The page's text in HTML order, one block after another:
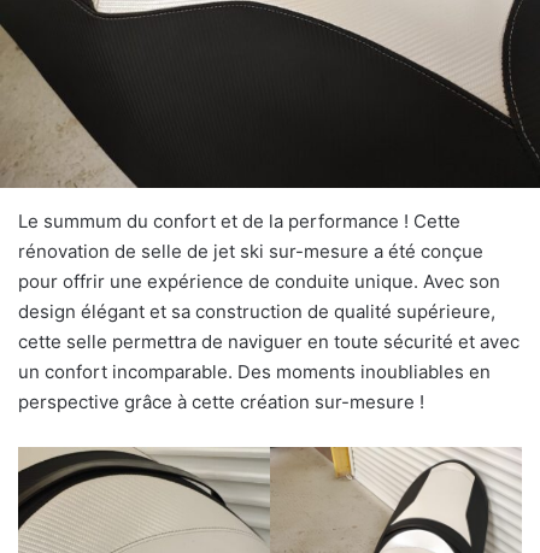
Le summum du confort et de la performance ! Cette
rénovation de selle de jet ski sur-mesure a été conçue
pour offrir une expérience de conduite unique. Avec son
design élégant et sa construction de qualité supérieure,
cette selle permettra de naviguer en toute sécurité et avec
un confort incomparable. Des moments inoubliables en
perspective grâce à cette création sur-mesure !